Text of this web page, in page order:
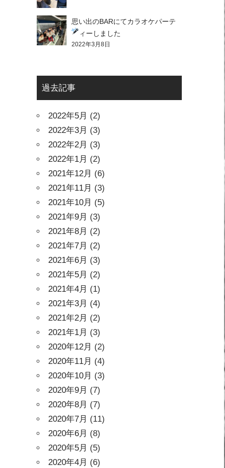
思い出のBARにてカラオケパーテ
ィーしました
2022年3月8日
過去記事
2022年5月 (2)
2022年3月 (3)
2022年2月 (3)
2022年1月 (2)
2021年12月 (6)
2021年11月 (3)
2021年10月 (5)
2021年9月 (3)
2021年8月 (2)
2021年7月 (2)
2021年6月 (3)
2021年5月 (2)
2021年4月 (1)
2021年3月 (4)
2021年2月 (2)
2021年1月 (3)
2020年12月 (2)
2020年11月 (4)
2020年10月 (3)
2020年9月 (7)
2020年8月 (7)
2020年7月 (11)
2020年6月 (8)
2020年5月 (5)
2020年4月 (6)